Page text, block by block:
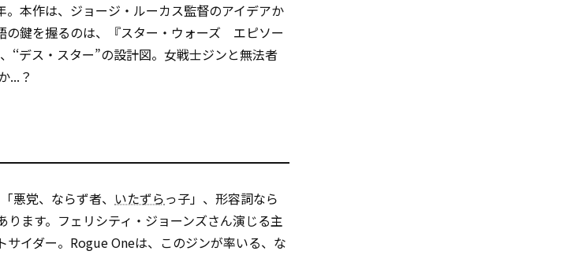
本作は、ジョージ・ルーカス監督のアイデアか
の鍵を握るのは、『スター・ウォーズ エピソー
デス・スター”の設計図。女戦士ジンと無法者
...？
悪党、ならず者、 いたずらっ子」、形容詞なら
ます。フェリシティ・ジョーンズさん演じる主
イダー。Rogue Oneは、このジンが率いる、な